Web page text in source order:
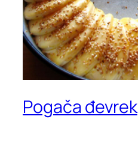
Pogača đevrek